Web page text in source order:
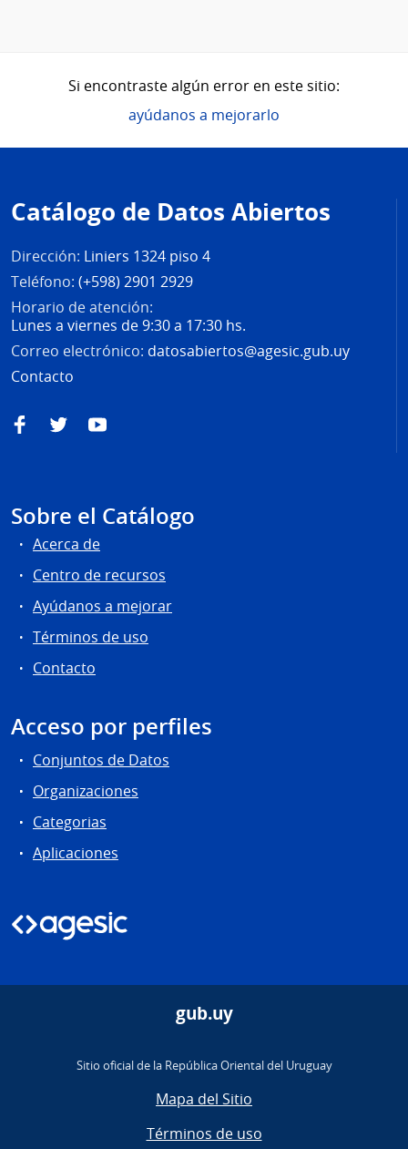
Si encontraste algún error en este sitio:
ayúdanos a mejorarlo
de
página
Catálogo de Datos Abiertos
Dirección: Liniers 1324 piso 4
Teléfono: (+598) 2901 2929
Horario de atención:
Lunes a viernes de 9:30 a 17:30 hs.
Correo electrónico: datosabiertos@agesic.gub.uy
Contacto
FacebookTwitterYouTube
Sobre el Catálogo
Acerca de
Centro de recursos
Ayúdanos a mejorar
Términos de uso
Contacto
Acceso por perfiles
Conjuntos de Datos
Organizaciones
Categorias
Aplicaciones
gub.uy
Sitio oficial de la República Oriental del Uruguay
Mapa del Sitio
Términos de uso